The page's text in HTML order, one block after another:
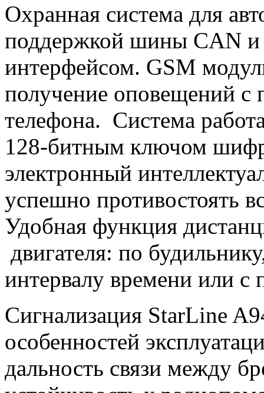
Охранная система для
поддержкой шины CAN и
интерфейсом. GSM
получение оповещений
телефона. Система
128-битным ключом
электронный
успешно противостоять
Удобная функция
двигателя: по
интервалу времени или
Сигнализация StarLine
особенностей
дальность связи между